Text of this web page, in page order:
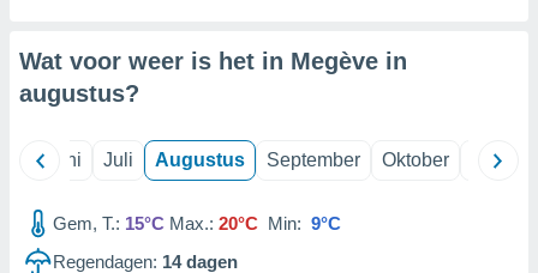
Wat voor weer is het in Megève in
augustus?
Juni Juli Augustus September Oktober
Gem, T.: 15°C Max.: 20°C Min: 9°C
Regendagen: 14dagen